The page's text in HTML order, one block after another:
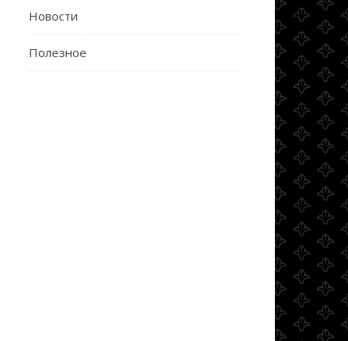
Новости
Полезное